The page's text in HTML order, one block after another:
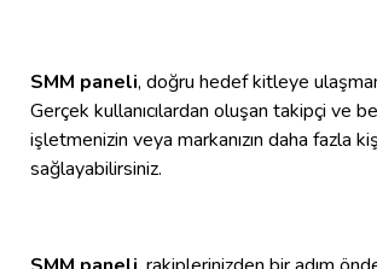
SMM paneli, doğru hedef kitleye
Gerçek kullanıcılardan oluşan takipçi ve
işletmenizin veya markanızın daha fazla
sağlayabilirsiniz.